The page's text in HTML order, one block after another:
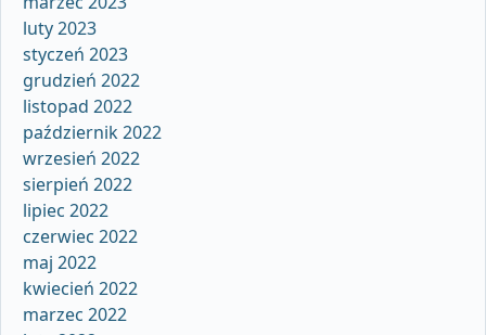
luty 2023
styczeń 2023
grudzień 2022
listopad 2022
październik 2022
wrzesień 2022
sierpień 2022
lipiec 2022
czerwiec 2022
maj 2022
kwiecień 2022
marzec 2022